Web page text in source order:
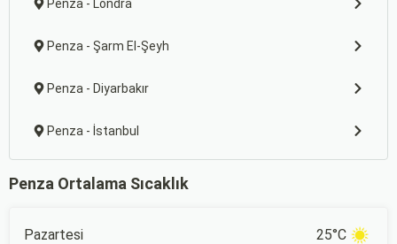
Penza - Londra
Penza - Şarm El-Şeyh
Penza - Diyarbakır
Penza - İstanbul
Penza Ortalama Sıcaklık
Pazartesi 25°C